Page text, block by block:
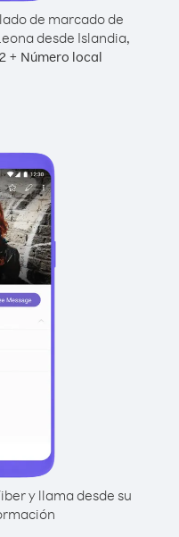
de marcado de
desde Islandia,
+ Número local
y llama desde su